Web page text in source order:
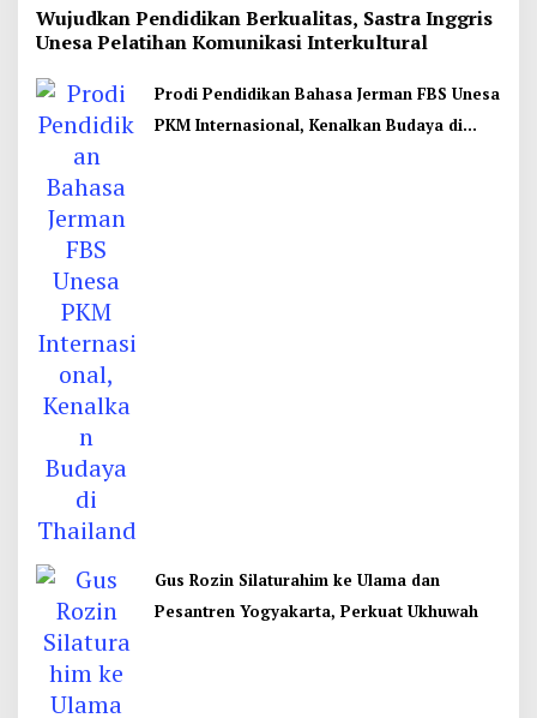
Wujudkan Pendidikan Berkualitas, Sastra Inggris
Unesa Pelatihan Komunikasi Interkultural
Prodi Pendidikan Bahasa Jerman FBS Unesa
PKM Internasional, Kenalkan Budaya di
Gus Rozin Silaturahim ke Ulama dan
Pesantren Yogyakarta, Perkuat Ukhuwah